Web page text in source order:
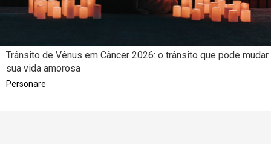
Trânsito de Vênus em Câncer 2026: o trânsito que pode mudar
sua vida amorosa
Personare